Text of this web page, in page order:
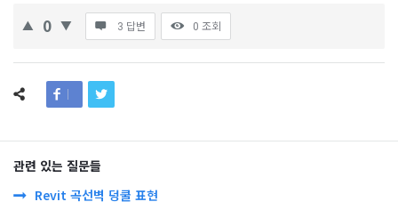
0 3 답변 0 조회
관련 있는 질문들
Revit 곡선벽 덩쿨 표현